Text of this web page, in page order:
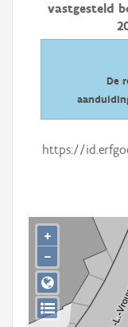
Persoon of collectief
Downloads
Hergebruik
vastgesteld
De
https://
+
−